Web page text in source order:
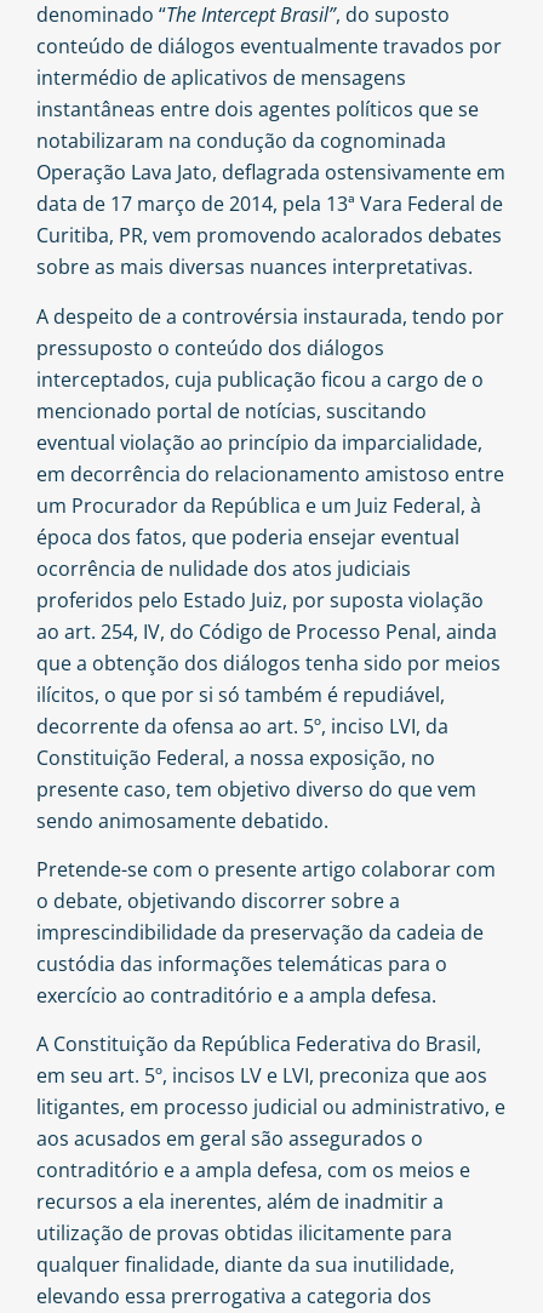
denominado “The Intercept Brasil”, do suposto
conteúdo de diálogos eventualmente travados por
intermédio de aplicativos de mensagens
instantâneas entre dois agentes políticos que se
notabilizaram na condução da cognominada
Operação Lava Jato, deflagrada ostensivamente em
data de 17 março de 2014, pela 13ª Vara Federal de
Curitiba, PR, vem promovendo acalorados debates
sobre as mais diversas nuances interpretativas.
A despeito de a controvérsia instaurada, tendo por
pressuposto o conteúdo dos diálogos
interceptados, cuja publicação ficou a cargo de o
mencionado portal de notícias, suscitando
eventual violação ao princípio da imparcialidade,
em decorrência do relacionamento amistoso entre
um Procurador da República e um Juiz Federal, à
época dos fatos, que poderia ensejar eventual
ocorrência de nulidade dos atos judiciais
proferidos pelo Estado Juiz, por suposta violação
ao art. 254, IV, do Código de Processo Penal, ainda
que a obtenção dos diálogos tenha sido por meios
ilícitos, o que por si só também é repudiável,
decorrente da ofensa ao art. 5º, inciso LVI, da
Constituição Federal, a nossa exposição, no
presente caso, tem objetivo diverso do que vem
sendo animosamente debatido.
Pretende-se com o presente artigo colaborar com
o debate, objetivando discorrer sobre a
imprescindibilidade da preservação da cadeia de
custódia das informações telemáticas para o
exercício ao contraditório e a ampla defesa.
A Constituição da República Federativa do Brasil,
em seu art. 5º, incisos LV e LVI, preconiza que aos
litigantes, em processo judicial ou administrativo, e
aos acusados em geral são assegurados o
contraditório e a ampla defesa, com os meios e
recursos a ela inerentes, além de inadmitir a
utilização de provas obtidas ilicitamente para
qualquer finalidade, diante da sua inutilidade,
elevando essa prerrogativa a categoria dos